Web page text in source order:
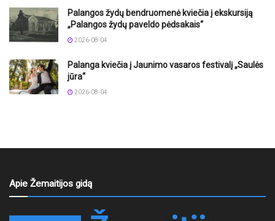
Palangos žydų bendruomenė kviečia į ekskursiją
„Palangos žydų paveldo pėdsakais“
2026-08-04
Palanga kviečia į Jaunimo vasaros festivalį „Saulės
jūra“
2026-08-04
Apie Žemaitijos gidą